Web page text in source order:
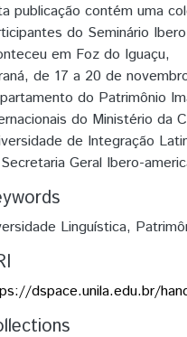
publicação contém uma
do Seminário
em Foz do Iguaçu,
de 17 a 20 de
do Patrimônio
do Ministério da
de Integração
Geral Ibero-
Linguística,
dspace.unila.edu.br/